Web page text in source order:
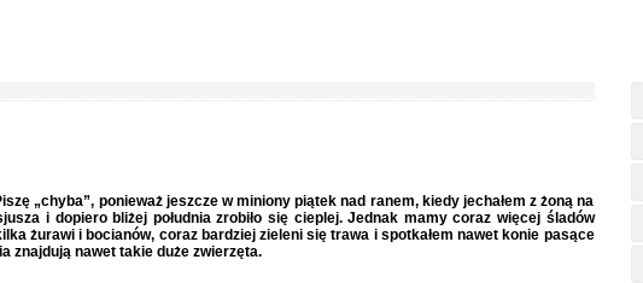
„chyba”, ponieważ jeszcze w miniony piątek nad ranem, kiedy jechałem z żoną na
i dopiero bliżej południa zrobiło się cieplej. Jednak mamy coraz więcej śladów
żurawi i bocianów, coraz bardziej zieleni się trawa i spotkałem nawet konie pasące
znajdują nawet takie duże zwierzęta.